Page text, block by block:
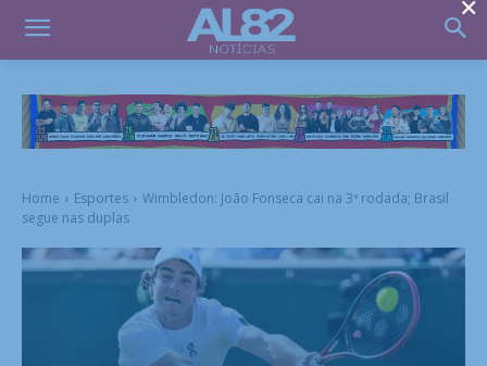
Home Esportes
Wimbledon: João Fonseca cai na 3ª rodada; Brasil
segue nas duplas